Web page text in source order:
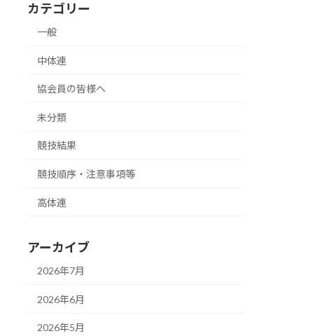
カテゴリー
一般
中体連
協会員の皆様へ
未分類
競技結果
競技順序・注意事項等
高体連
アーカイブ
2026年7月
2026年6月
2026年5月